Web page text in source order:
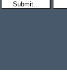
Submit...